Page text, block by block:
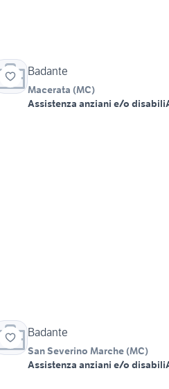
Badante
Macerata (MC)
Assistenza anziani e/o disabili
Badante
San Severino Marche (MC)
Assistenza anziani e/o disabili